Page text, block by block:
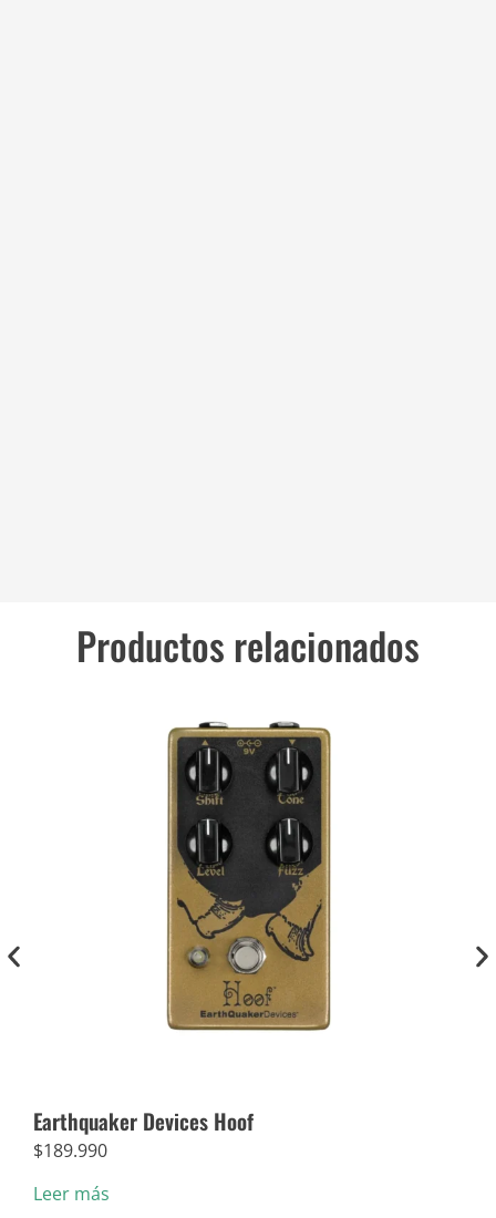
Productos relacionados
Earthquaker Devices Hoof
$189.990
Leer más